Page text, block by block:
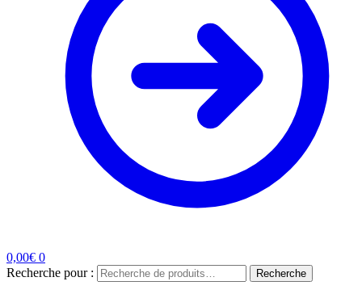
0,00€ 0
Recherche pour :
Recherche